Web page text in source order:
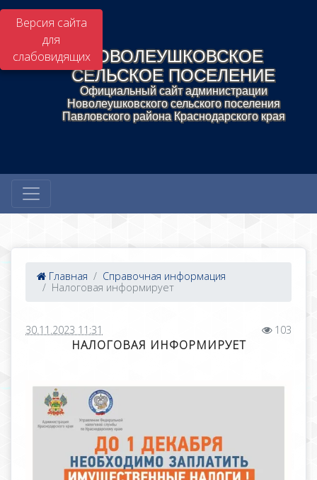
Версия сайта
для
слабовидящихНОВОЛЕУШКОВСКОЕ
СЕЛЬСКОЕ ПОСЕЛЕНИЕ
Официальный сайт администрации
Новолеушковского сельского поселения
Павловского района Краснодарского края
Главная
Справочная информация
Налоговая информирует
30.11.2023 11:31 103
НАЛОГОВАЯ ИНФОРМИРУЕТ